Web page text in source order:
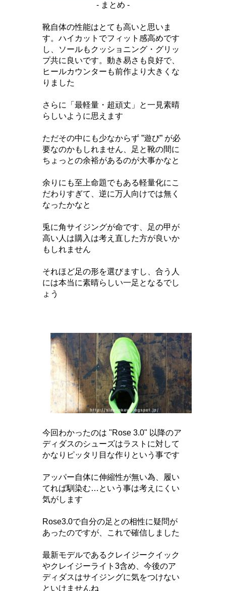
- まとめ -
靴自体の性能はとても高いと思いま
す。ハイカットでフィット感高めです
し、ソールもクッショニング・グリッ
プ共に良いです。動き易さも良好で、
ヒールカウンターも前作より大きくな
りました
さらに「最軽量・超頑丈」と一見素晴
らしいように思えます
ただその中にも少なからず ”遊び” が必
要なのかもしれません、足と靴の間に
ちょっとの余裕があるのが大事かなと
余りにも至上命題でもある軽量化にこ
だわりすぎて、逆に万人向けでは無く
なったかなと
兎に角サイジングが命です、足の甲が
高い人は購入は考え直した方が良いか
もしれません
それほど足の形を選びますし、合う人
には本当に素晴らしい一足となるでし
ょう
今回わかったのは "Rose 3.0" 以降のア
ディダスのシューズはラストに対して
かなりピッタリ目な作りという事です
アッパー自体に伸縮性が無い為、履い
てれば馴染む…という事は考えにくい
気がします
Rose3.0で自分の足との相性に疑問が
あったのですが、これで確信しました
最新モデルであるクレイジークイック
やクレイジーライト3含め、今後のア
ディダスはサイジングに気をつけない
といけませんね